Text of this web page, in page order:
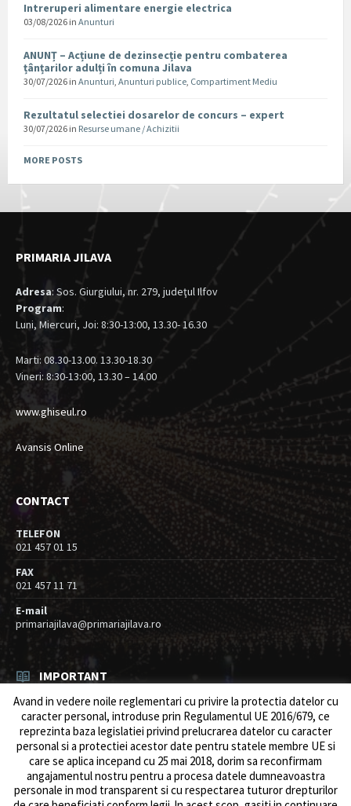
Intreruperi alimentare energie electrica
03/08/2026 in Anunturi
ANUNȚ – Acțiune de dezinsecție pentru combaterea
țânțarilor adulți în comuna Jilava
30/07/2026 in Anunturi, Anunturi publice, Compartiment Mediu
Rezultatul selectiei dosarelor de concurs – expert
30/07/2026 in Resurse umane / Achizitii
MORE POSTS
PRIMARIA JILAVA
Adresa: Sos. Giurgiului, nr. 279, judeţul Ilfov
Program:
Luni, Miercuri, Joi: 8:30-13:00, 13.30- 16.30
Marti: 08.30-13.00. 13.30-18.30
Vineri: 8:30-13:00, 13.30 – 14.00
www.ghiseul.ro
Avansis Online
CONTACT
TELEFON
021 457 01 15
FAX
021 457 11 71
E-mail
primariajilava@primariajilava.ro
IMPORTANT
Rezultat concurs expert – proba scrisa
06/08/2026 inResurse umane / Achizitii
Anunt concurs
05/08/2026 Resurse umane / Achizitii
Avand in vedere noile reglementari cu privire la protectia datelor cu
caracter personal, introduse prin Regulamentul UE 2016/679, ce
reprezinta baza legislatiei privind prelucrarea datelor cu caracter
personal si a protectiei acestor date pentru statele membre UE si
care se aplica incepand cu 25 mai 2018, dorim sa reconfirmam
angajamentul nostru pentru a procesa datele dumneavoastra
personale in mod transparent si cu respectarea tuturor drepturilor